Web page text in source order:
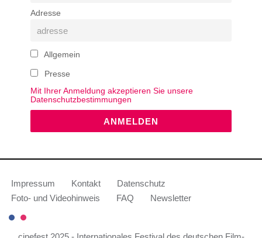
Adresse
Allgemein
Presse
Mit Ihrer Anmeldung akzeptieren Sie unsere
Datenschutzbestimmungen
Impressum Kontakt
Datenschutz
Foto- und Videohinweis
FAQ Newsletter